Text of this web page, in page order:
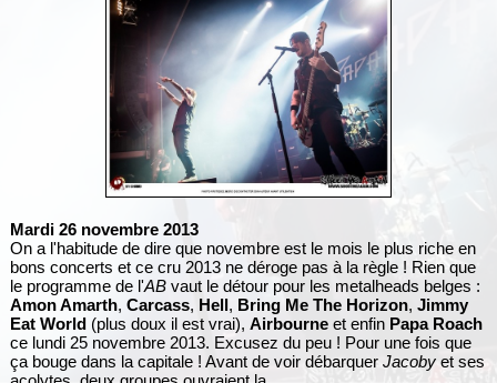
Mardi 26 novembre 2013
On a l'habitude de dire que novembre est le mois le plus riche en
bons concerts et ce cru 2013 ne déroge pas à la règle ! Rien que
le programme de l'ABvaut le détour pour les metalheads belges :
Amon Amarth, Carcass, Hell, Bring Me The Horizon, Jimmy
Eat World(plus doux il est vrai), Airbourneet enfin Papa Roach
ce lundi 25 novembre 2013. Excusez du peu ! Pour une fois que
ça bouge dans la capitale ! Avant de voir débarquer Jacobyet ses